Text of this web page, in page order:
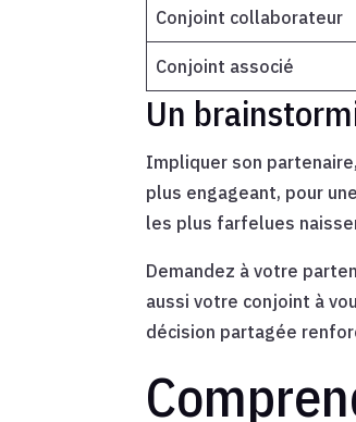
Conjoint collaborateur
Conjoint associé
Un
Impliquer son
plus engageant, pour
les plus farfelues
Demandez à votre
aussi votre conjoint à
décision partagée